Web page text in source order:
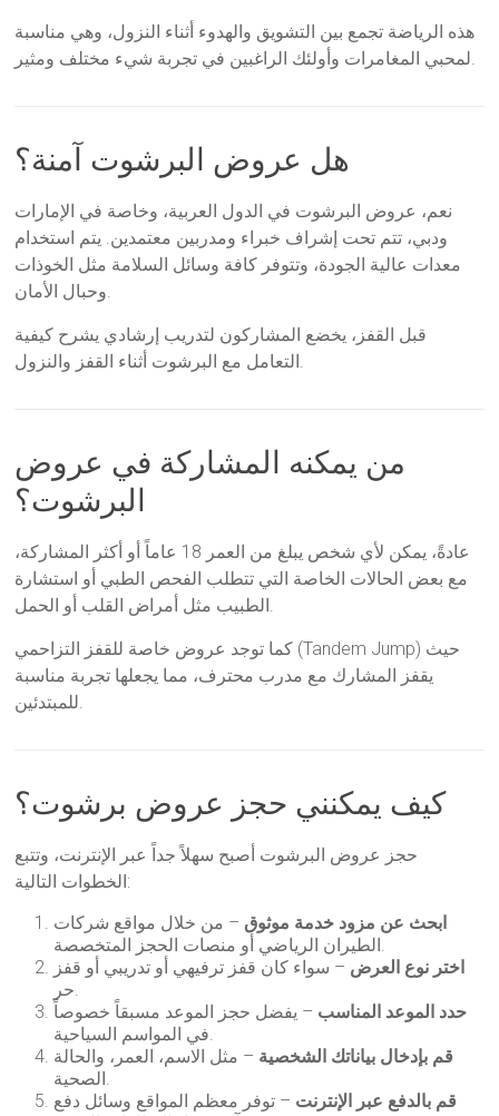
هذه الرياضة تجمع بين التشويق والهدوء أثناء النزول، وهي مناسبة
لمحبي المغامرات وأولئك الراغبين في تجربة شيء مختلف ومثير.
هل عروض البرشوت آمنة؟
نعم، عروض البرشوت في الدول العربية، وخاصة في الإمارات
ودبي، تتم تحت إشراف خبراء ومدربين معتمدين. يتم استخدام
معدات عالية الجودة، وتتوفر كافة وسائل السلامة مثل الخوذات
وحبال الأمان.
قبل القفز، يخضع المشاركون لتدريب إرشادي يشرح كيفية
التعامل مع البرشوت أثناء القفز والنزول.
من يمكنه المشاركة في عروض
البرشوت؟
عادةً، يمكن لأي شخص يبلغ من العمر 18 عاماً أو أكثر المشاركة،
مع بعض الحالات الخاصة التي تتطلب الفحص الطبي أو استشارة
الطبيب مثل أمراض القلب أو الحمل.
كما توجد عروض خاصة للقفز التزاحمي (Tandem Jump) حيث
يقفز المشارك مع مدرب محترف، مما يجعلها تجربة مناسبة
للمبتدئين.
كيف يمكنني حجز عروض برشوت؟
حجز عروض البرشوت أصبح سهلاً جداً عبر الإنترنت، وتتبع
الخطوات التالية:
ابحث عن مزود خدمة موثوق – من خلال مواقع شركات
الطيران الرياضي أو منصات الحجز المتخصصة.
اختر نوع العرض – سواء كان قفز ترفيهي أو تدريبي أو قفز
حر.
حدد الموعد المناسب – يفضل حجز الموعد مسبقاً خصوصاً
في المواسم السياحية.
قم بإدخال بياناتك الشخصية – مثل الاسم، العمر، والحالة
الصحية.
قم بالدفع عبر الإنترنت – توفر معظم المواقع وسائل دفع